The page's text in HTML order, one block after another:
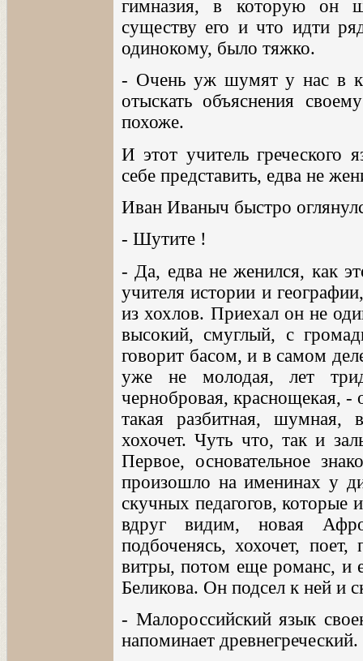
гимназия, в которую он
существу его и что идти
одинокому, было тяжко.
- Очень уж шумят у нас в
отыскать объяснения
похоже.
И этот учитель греческого
себе представить, едва не
Иван Иваныч быстро
- Шутите !
- Да, едва не женился, как
учителя истории и
из хохлов. Приехал он не
высокий, смуглый, с
говорит басом, и в самом
уже не молодая, лет
чернобровая, краснощекая,
такая разбитная, шумная,
хохочет. Чуть что, так и
Первое, основательное
произошло на именинах у
скучных педагогов, которые
вдруг видим, новая
подбоченясь, хохочет,
витры, потом еще романс, и
Беликова. Он подсел к ней и
- Малороссийский язык
напоминает древнегреческий.